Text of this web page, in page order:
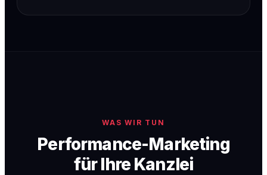
WAS WIR TUN
Performance-Marketing
für Ihre Kanzlei